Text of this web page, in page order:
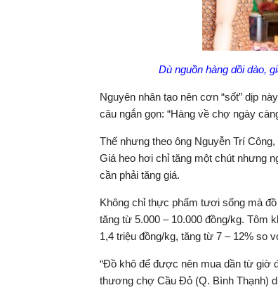
Dù nguồn hàng dồi dào,
Nguyên nhân tạo nên cơn “sốt” dịp
câu ngắn gọn: “Hàng về chợ ngày
Thế nhưng theo ông Nguyễn Trí
Giá heo hơi chỉ tăng một chút nhưng
cần phải tăng giá.
Không chỉ thực phẩm tươi sống mà
tăng từ 5.000 – 10.000 đồng/kg. Tôm
1,4 triệu đồng/kg, tăng từ 7 – 12% so
“Đồ khô để được nên mua dần từ giờ
thương chợ Cầu Đỏ (Q. Bình Thạnh)